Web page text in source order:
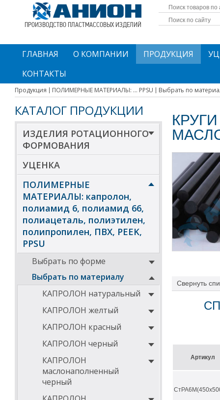
ПРОИЗВОДСТВО ПЛАСТМАССОВЫХ ИЗДЕЛИЙ
ГЛАВНАЯ О КОМПАНИИ ПРОДУКЦИЯ
КОНТАКТЫ
Продукция ПОЛИМЕРНЫЕ МАТЕРИАЛЫ: ... PPSU Выбрать по
КАТАЛОГ ПРОДУКЦИИ
ИЗДЕЛИЯ РОТАЦИОННОГО
ФОРМОВАНИЯ
УЦЕНКА
ПОЛИМЕРНЫЕ
МАТЕРИАЛЫ: капролон,
полиамид 6, полиамид 66,
полиацеталь, полиэтилен,
полипропилен, ПВХ, PEEK,
PPSU
Выбрать по форме
Выбрать по материалу
КАПРОЛОН натуральный
КАПРОЛОН желтый
КАПРОЛОН красный
КАПРОЛОН черный
КАПРОЛОН
маслонаполненный
черный
Свернуть
Артикул